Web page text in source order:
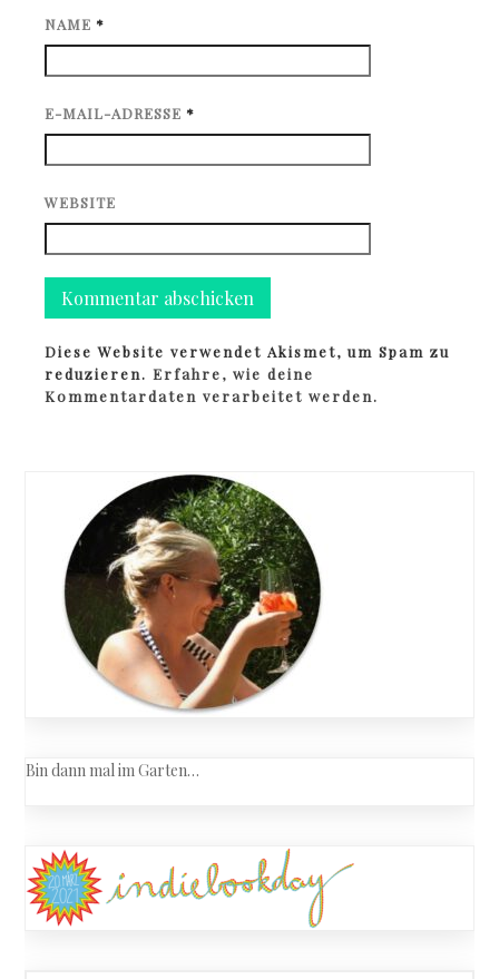
NAME *
E-MAIL-ADRESSE *
WEBSITE
Diese Website verwendet Akismet, um Spam zu
reduzieren.Erfahre, wie deine
Kommentardaten verarbeitet werden.
Bin dann mal im Garten…